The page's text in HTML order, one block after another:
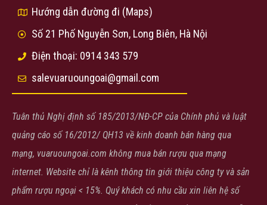
Hướng dẫn đường đi (Maps)
Số 21 Phố Nguyễn Sơn, Long Biên, Hà Nội
Điện thoại: 0914 343 579
salevuaruoungoai@gmail.com
Tuân thủ Nghị định số 185/2013/NĐ-CP của Chính phủ và luật
quảng cáo số 16/2012/ QH13 về kinh doanh bán hàng qua
mạng, vuaruoungoai.com không mua bán rượu qua mạng
internet. Website chỉ là kênh thông tin giới thiệu công ty và sản
phẩm rượu ngoại < 15%. Quý khách có nhu cầu xin liên hệ số